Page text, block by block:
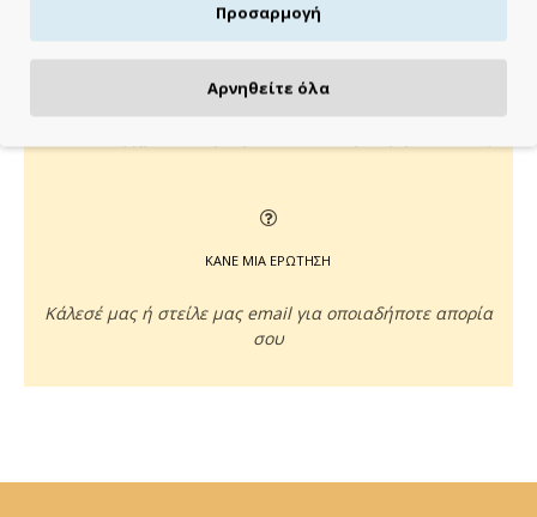
ΠΛΗΡΩΝΕΙΣ ΟΠΩΣ ΘΕΣ
ΚΑΝΕ ΜΙΑ ΕΡΩΤΗΣΗ
Κάλεσέ μας ή στείλε μας email για οποιαδήποτε απορία
σου
Προσαρμογή
Αρνηθείτε όλα